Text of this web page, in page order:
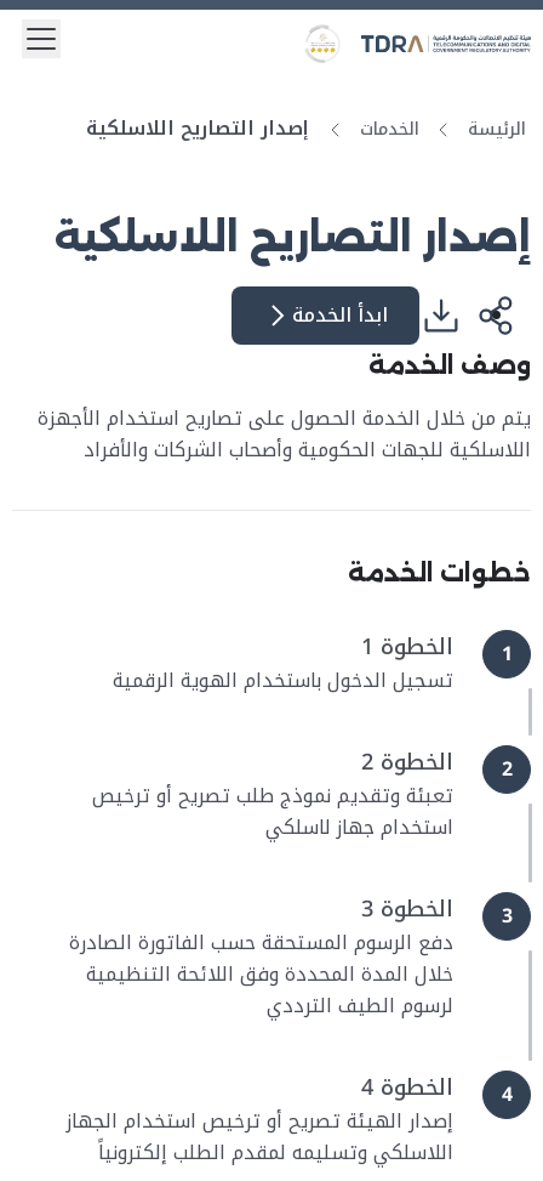
Logo
Gold star Logo
الرئيسة الخدمات إصدار التصاريح اللاسلكية
إصدار التصاريح اللاسلكية
ابدأ الخدمة
وصف الخدمة
يتم من خلال الخدمة الحصول على تصاريح استخدام الأجهزة
اللاسلكية للجهات الحكومية وأصحاب الشركات والأفراد
خطوات الخدمة
1 الخطوة 1
تسجيل الدخول باستخدام الهوية الرقمية
2 الخطوة 2
تعبئة وتقديم نموذج طلب تصريح أو ترخيص
استخدام جهاز لاسلكي
3 الخطوة 3
دفع الرسوم المستحقة حسب الفاتورة الصادرة
خلال المدة المحددة وفق اللائحة التنظيمية
لرسوم الطيف الترددي
4 الخطوة 4
إصدار الهيئة تصريح أو ترخيص استخدام الجهاز
اللاسلكي وتسليمه لمقدم الطلب إلكترونياً